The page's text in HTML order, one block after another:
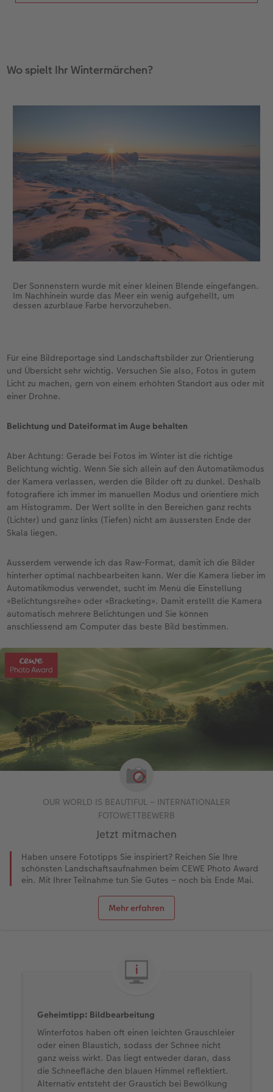
Wo spielt Ihr Wintermärchen?
Der Sonnenstern wurde mit einer kleinen Blende eingefangen.
Im Nachhinein wurde das Meer ein wenig aufgehellt, um
dessen azurblaue Farbe hervorzuheben.
Für eine Bildreportage sind Landschaftsbilder zur Orientierung
und Übersicht sehr wichtig. Versuchen Sie also, Fotos in gutem
Licht zu machen, gern von einem erhöhten Standort aus oder mit
einer Drohne.
Belichtung und Dateiformat im Auge behalten
Aber Achtung: Gerade bei Fotos im Winter ist die richtige
Belichtung wichtig. Wenn Sie sich allein auf den Automatikmodus
der Kamera verlassen, werden die Bilder oft zu dunkel. Deshalb
fotografiere ich immer im manuellen Modus und orientiere mich
am Histogramm. Der Wert sollte in den Bereichen ganz rechts
(Lichter) und ganz links (Tiefen) nicht am äussersten Ende der
Skala liegen.
Ausserdem verwende ich das Raw-Format, damit ich die Bilder
hinterher optimal nachbearbeiten kann. Wer die Kamera lieber im
Automatikmodus verwendet, sucht im Menü die Einstellung
«Belichtungsreihe» oder «Bracketing». Damit erstellt die Kamera
automatisch mehrere Belichtungen und Sie können
anschliessend am Computer das beste Bild bestimmen.
OUR WORLD IS BEAUTIFUL – INTERNATIONALER
FOTOWETTBEWERB
Jetzt mitmachen
Haben unsere Fototipps Sie inspiriert? Reichen Sie Ihre
schönsten Landschaftsaufnahmen beim CEWE Photo Award
ein. Mit Ihrer Teilnahme tun Sie Gutes – noch bis Ende Mai.
Mehr erfahren
Geheimtipp: Bildbearbeitung
Winterfotos haben oft einen leichten Grauschleier
oder einen Blaustich, sodass der Schnee nicht
ganz weiss wirkt. Das liegt entweder daran, dass
die Schneefläche den blauen Himmel reflektiert.
Alternativ entsteht der Graustich bei Bewölkung